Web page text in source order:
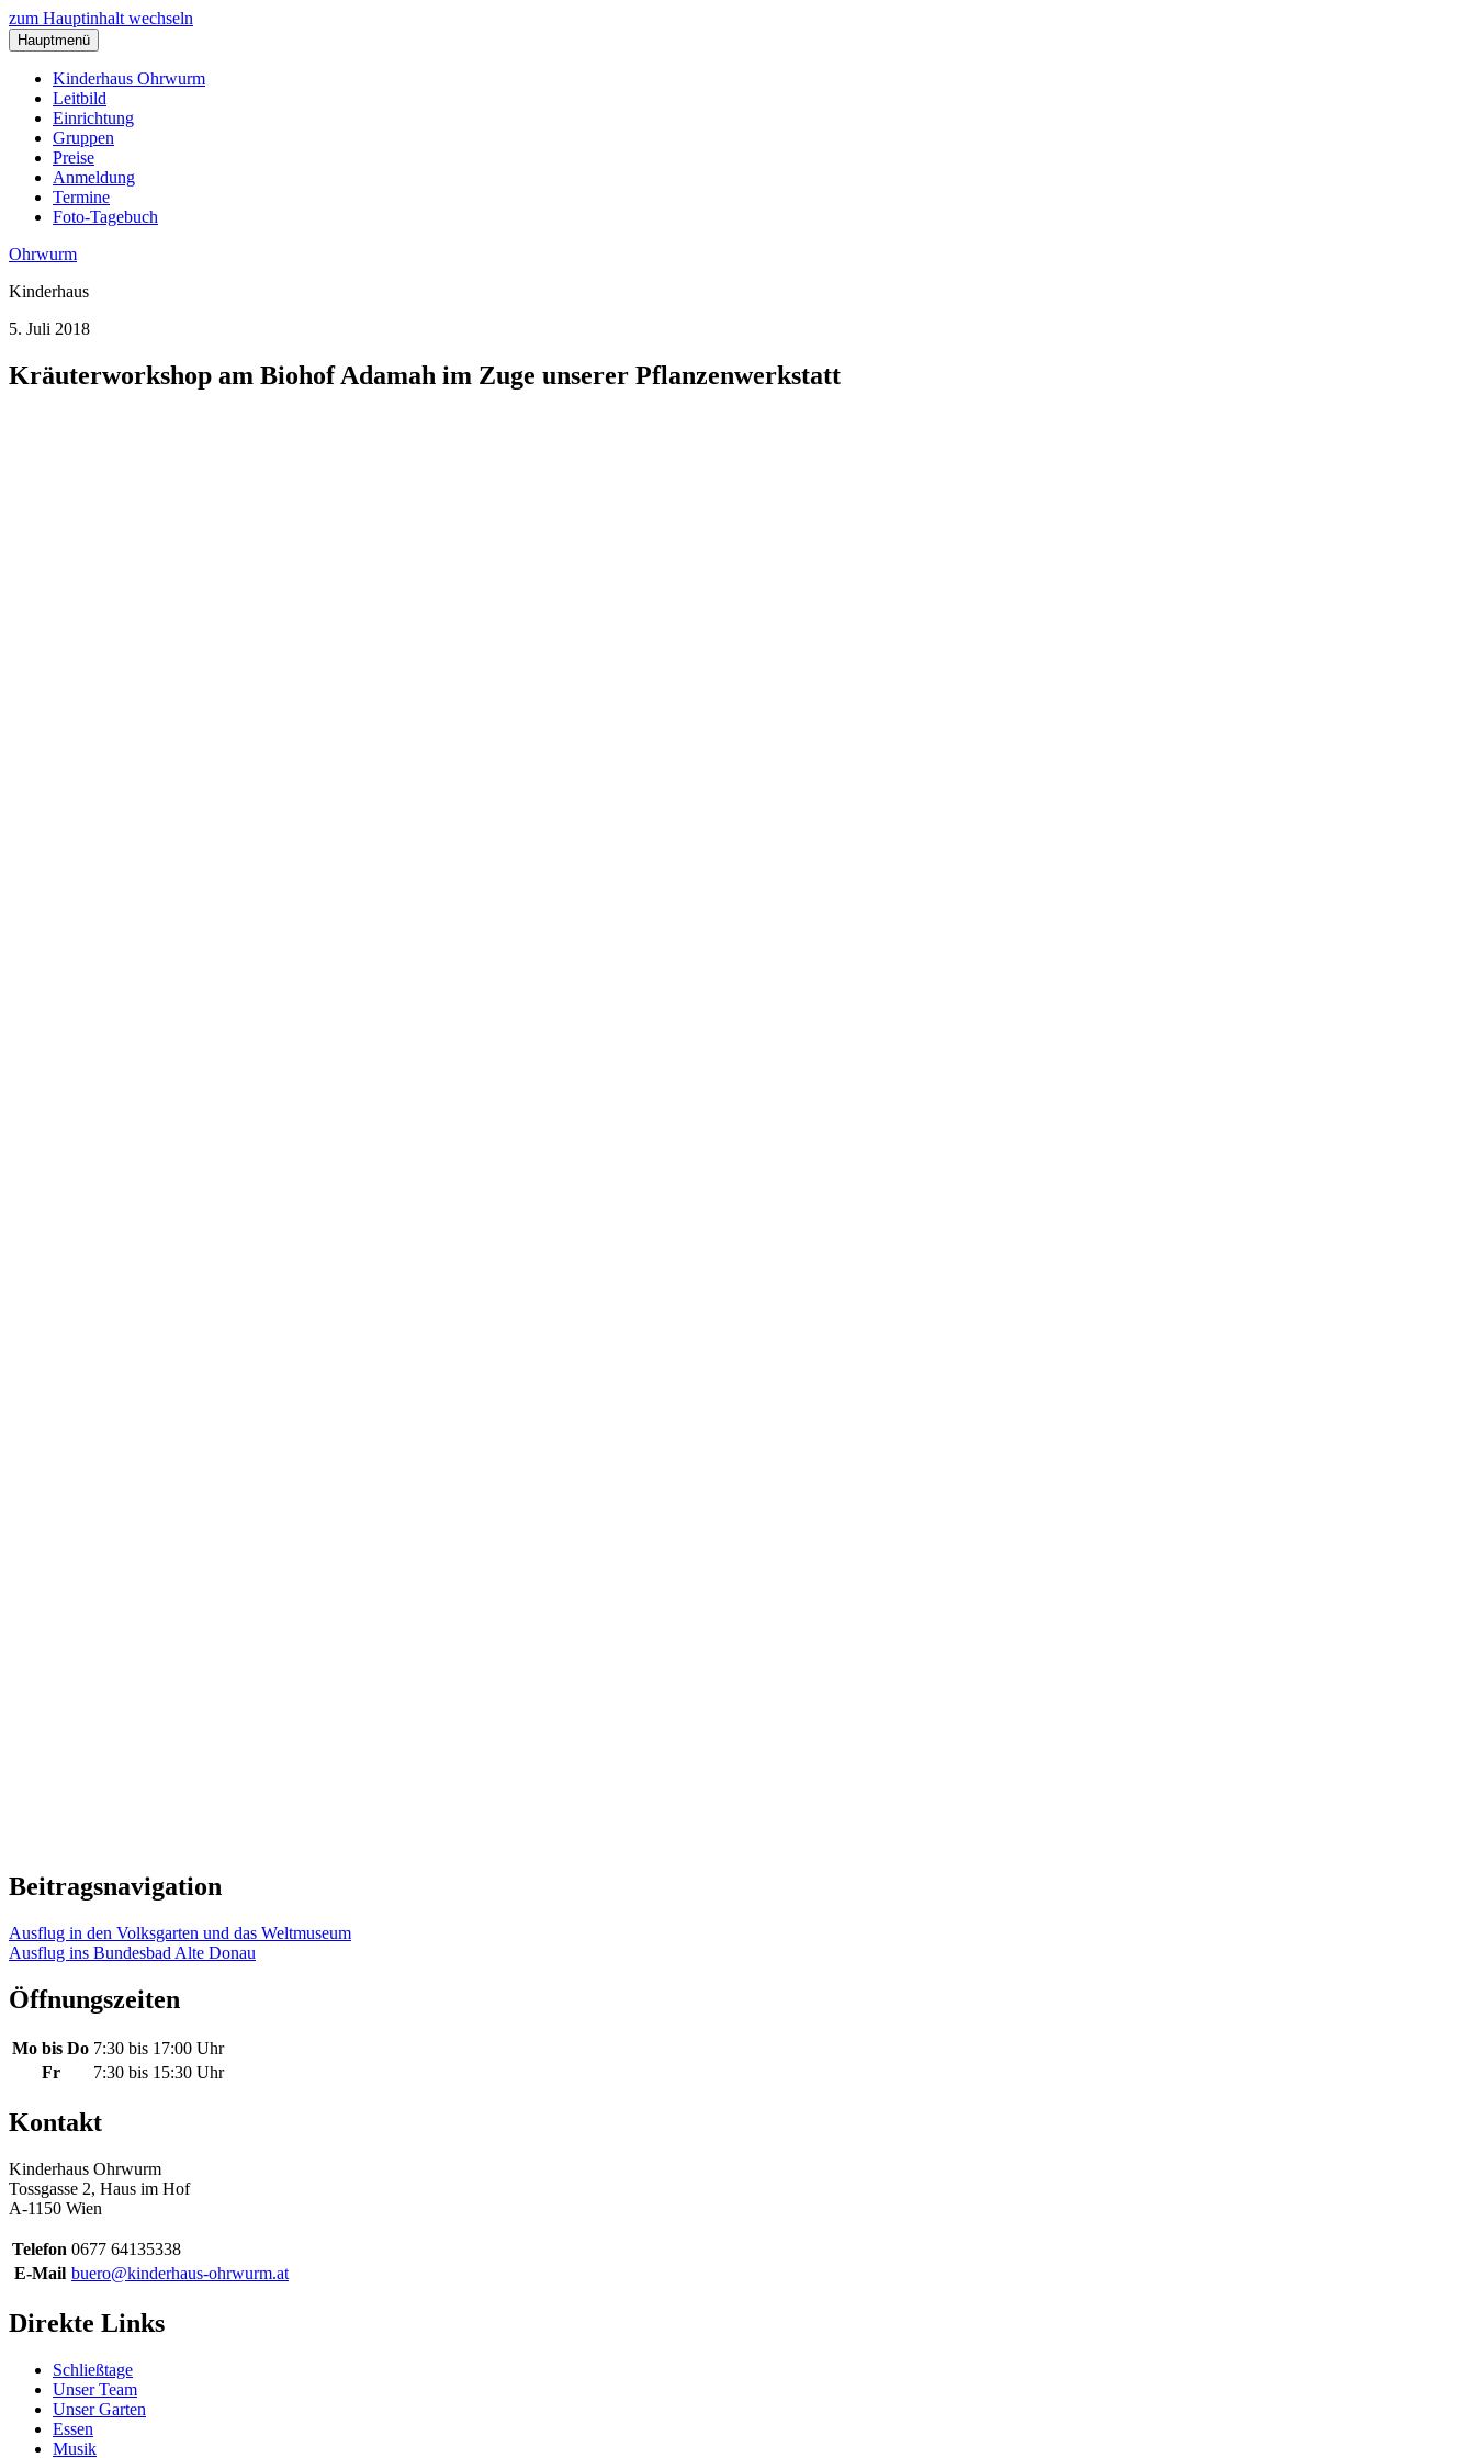
zum Hauptinhalt wechseln
Hauptmenü
Kinderhaus Ohrwurm
Leitbild
Einrichtung
Gruppen
Preise
Anmeldung
Termine
Foto-Tagebuch
Ohrwurm
Kinderhaus
5. Juli 2018
Kräuterworkshop am Biohof Adamah im Zuge unserer Pflanzenwerkstatt
Beitragsnavigation
Ausflug in den Volksgarten und das Weltmuseum
Ausflug ins Bundesbad Alte Donau
Öffnungszeiten
Mo bis Do 7:30 bis 17:00 Uhr
Fr
7:30 bis 15:30 Uhr
Kontakt
Kinderhaus Ohrwurm
Tossgasse 2, Haus im Hof
A-1150 Wien
Telefon 0677 64135338
E-Mail buero@kinderhaus-ohrwurm.at
Direkte Links
Schließtage
Unser Team
Unser Garten
Essen
Musik